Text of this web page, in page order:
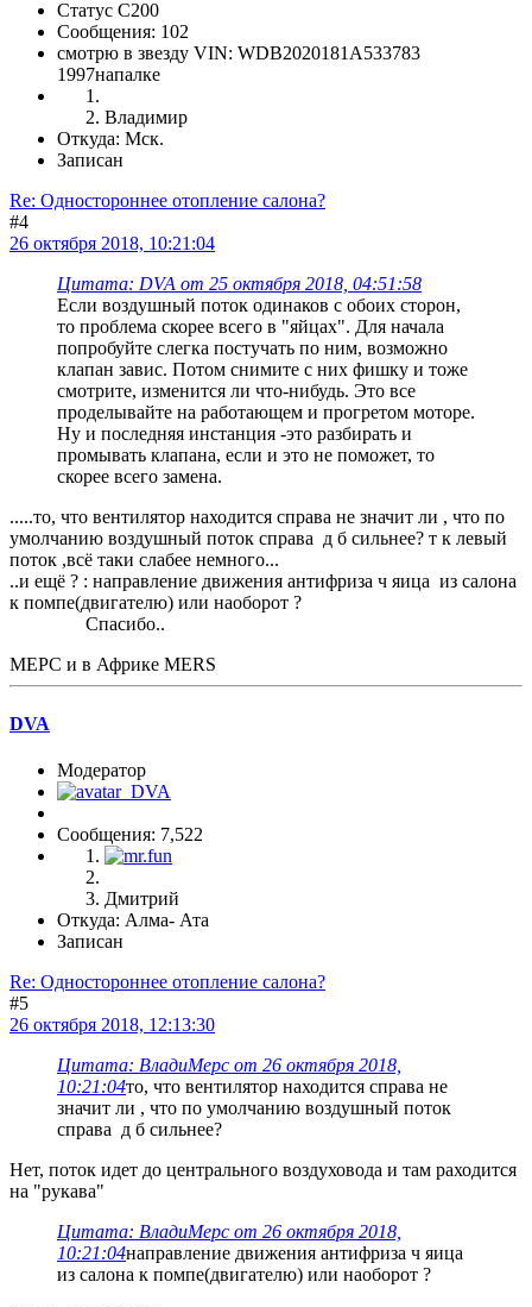
Статус C200
Сообщения: 102
смотрю в звезду VIN: WDB2020181A533783
1997напалке
Владимир
Откуда: Мск.
Записан
Re: Одностороннее отопление салона?
#4
26 октября 2018, 10:21:04
Цитата: DVA от 25 октября 2018, 04:51:58
Если воздушный поток одинаков с обоих сторон,
то проблема скорее всего в "яйцах". Для начала
попробуйте слегка постучать по ним, возможно
клапан завис. Потом снимите с них фишку и тоже
смотрите, изменится ли что-нибудь. Это все
проделывайте на работающем и прогретом моторе.
Ну и последняя инстанция -это разбирать и
промывать клапана, если и это не поможет, то
скорее всего замена.
.....то, что вентилятор находится справа не значит ли , что по
умолчанию воздушный поток справа д б сильнее? т к левый
поток ,всё таки слабее немного...
..и ещё ? : направление движения антифриза ч яица из салона
к помпе(двигателю) или наоборот ?
Спасибо..
МЕРС и в Африке MERS
DVA
Модератор
Сообщения: 7,522
Дмитрий
Откуда: Алма- Ата
Записан
Re: Одностороннее отопление салона?
#5
26 октября 2018, 12:13:30
Цитата: ВладиМерс от 26 октября 2018,
10:21:04то, что вентилятор находится справа не
значит ли , что по умолчанию воздушный поток
справа д б сильнее?
Нет, поток идет до центрального воздуховода и там раходится
на "рукава"
Цитата: ВладиМерс от 26 октября 2018,
10:21:04направление движения антифриза ч яица
из салона к помпе(двигателю) или наоборот ?